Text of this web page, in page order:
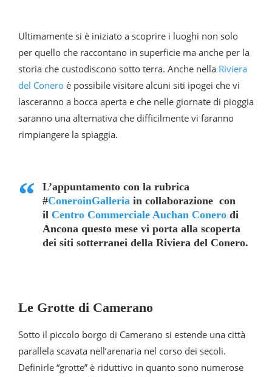
Ultimamente si è iniziato a scoprire i luoghi non solo
per quello che raccontano in superficie ma anche per la
storia che custodiscono sotto terra. Anche nella Riviera
del Conero è possibile visitare alcuni siti ipogei che vi
lasceranno a bocca aperta e che nelle giornate di pioggia
saranno una alternativa che difficilmente vi faranno
rimpiangere la spiaggia.
L’appuntamento con la rubrica
#ConeroinGalleria in collaborazione con
il Centro Commerciale Auchan Conero di
Ancona questo mese vi porta alla scoperta
dei siti sotterranei della Riviera del Conero.
Le Grotte di Camerano
Sotto il piccolo borgo di Camerano si estende una città
parallela scavata nell’arenaria nel corso dei secoli.
Definirle “grotte” è riduttivo in quanto sono numerose